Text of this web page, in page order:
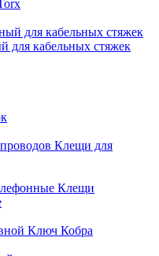
для кабельных стяжек
Клещи для
Клещи
Ключ Кобра